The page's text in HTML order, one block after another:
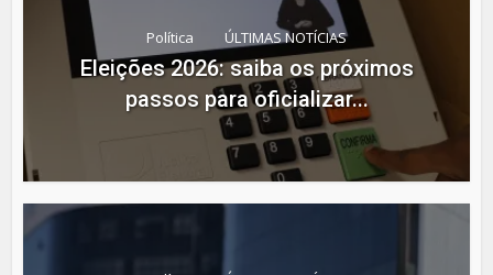
Política ÚLTIMAS NOTÍCIAS
Eleições 2026: saiba os próximos
passos para oficializar...